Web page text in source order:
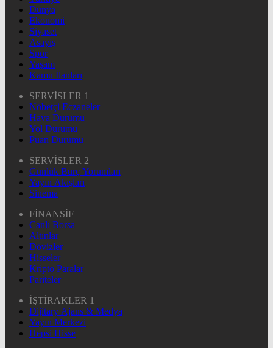
Dünya
Ekonomi
Siyaset
Asayiş
Spor
Yaşam
Kamu İlanları
SERVİSLER 1
Nöbetçi Eczaneler
Hava Durumu
Yol Durumu
Puan Durumu
SERVİSLER 2
Günlük Burç Yorumları
Yayın Akışları
Sinema
FİNANSİF
Canlı Borsa
Altınlar
Dövizler
Hisseler
Kripto Paralar
Pariteler
İŞTİRAKLER 1
Dijitary Ajans & Medya
Yayın Merkezi
Hepsi Hisse